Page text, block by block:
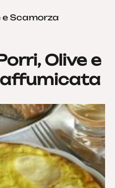
e Scamorza
Olive e